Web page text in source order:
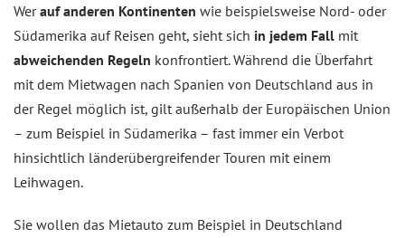
Werauf anderen Kontinenten wie beispielsweise Nord- oder
Südamerika auf Reisen geht, sieht sich in jedem Fall mit
abweichenden Regeln konfrontiert. Während die Überfahrt
mit dem Mietwagen nach Spanien von Deutschland aus in
der Regel möglich ist, gilt außerhalb der Europäischen Union
– zum Beispiel in Südamerika – fast immer ein Verbot
hinsichtlich länderübergreifender Touren mit einem
Leihwagen.
Sie wollen das Mietauto zum Beispiel in Deutschland